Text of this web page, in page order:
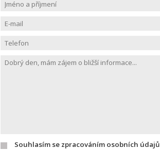
Souhlasím se zpracováním osobních údajů